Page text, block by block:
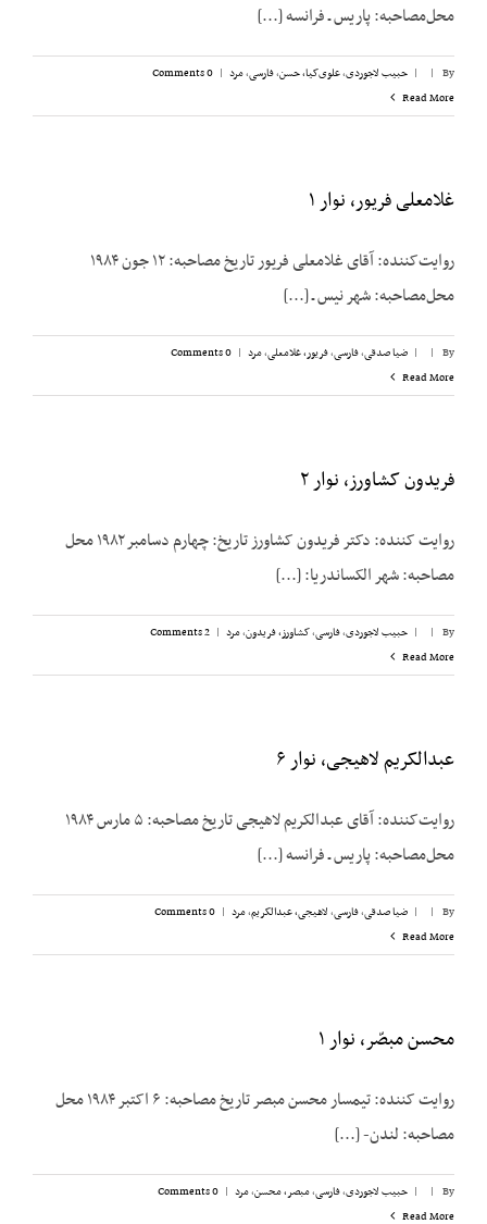
محل‌مصاحبه: پاریس ـ فرانسه [...]
By
|
| حبیب لاجوردی,علوی‌کیا، حسن,فارسی,مرد |
0 Comments
Read More
غلامعلی فریور، نوار ۱
روایت‌کننده: آقای غلامعلی فریور تاریخ مصاحبه: ۱۲ جون ۱۹۸۴
محل‌مصاحبه: شهر نیس ـ [...]
By
|
| ضیا صدقی,فارسی,فریور، غلامعلی,مرد |
0 Comments
Read More
فریدون کشاورز، نوار ۲
روایت کننده: دکتر فریدون کشاورز تاریخ: چهارم دسامبر ۱۹۸۲ محل
مصاحبه: شهر الکساندریا: [...]
By
|
| حبیب لاجوردی,فارسی,کشاورز، فریدون,مرد |
2 Comments
Read More
عبدالکریم لاهیجی، نوار ۶
روایت‌کننده: آقای عبدالکریم لاهیجی تاریخ مصاحبه: ۵ مارس ۱۹۸۴
محل‌مصاحبه: پاریس ـ فرانسه [...]
By
|
| ضیا صدقی,فارسی,لاهیجی، عبدالکریم,مرد |
0 Comments
Read More
محسن مبصّر، نوار ۱
روایت کننده: تیمسار محسن مبصر تاریخ مصاحبه: ۶ اکتبر ۱۹۸۴ محل
مصاحبه: لندن- [...]
By
|
| حبیب لاجوردی,فارسی,مبصر، محسن,مرد |
0 Comments
Read More